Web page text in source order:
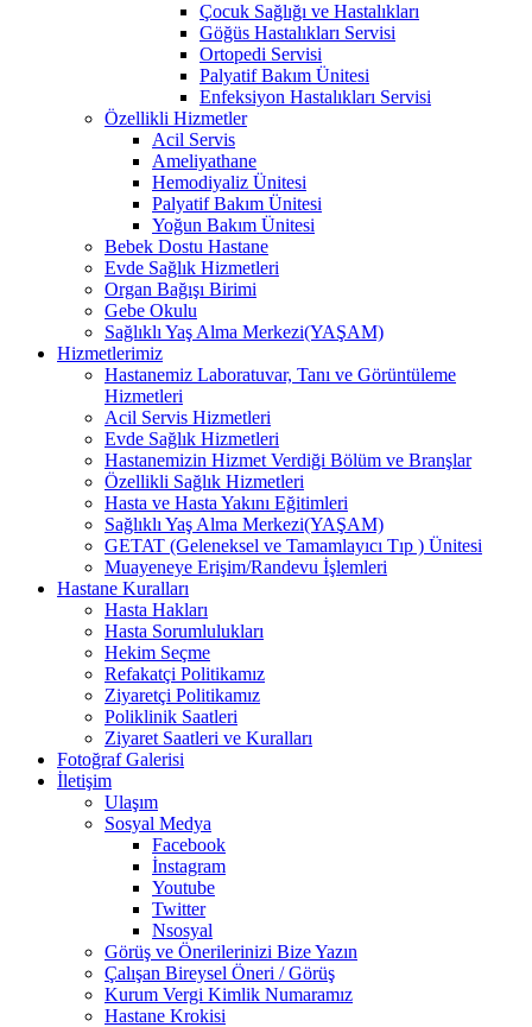
Çocuk Sağlığı ve Hastalıkları
Göğüs Hastalıkları Servisi
Ortopedi Servisi
Palyatif Bakım Ünitesi
Enfeksiyon Hastalıkları Servisi
Özellikli Hizmetler
Acil Servis
Ameliyathane
Hemodiyaliz Ünitesi
Palyatif Bakım Ünitesi
Yoğun Bakım Ünitesi
Bebek Dostu Hastane
Evde Sağlık Hizmetleri
Organ Bağışı Birimi
Gebe Okulu
Sağlıklı Yaş Alma Merkezi(YAŞAM)
Hizmetlerimiz
Hastanemiz Laboratuvar, Tanı ve Görüntüleme
Hizmetleri
Acil Servis Hizmetleri
Evde Sağlık Hizmetleri
Hastanemizin Hizmet Verdiği Bölüm ve Branşlar
Özellikli Sağlık Hizmetleri
Hasta ve Hasta Yakını Eğitimleri
Sağlıklı Yaş Alma Merkezi(YAŞAM)
GETAT (Geleneksel ve Tamamlayıcı Tıp ) Ünitesi
Muayeneye Erişim/Randevu İşlemleri
Hastane Kuralları
Hasta Hakları
Hasta Sorumlulukları
Hekim Seçme
Refakatçi Politikamız
Ziyaretçi Politikamız
Poliklinik Saatleri
Ziyaret Saatleri ve Kuralları
Fotoğraf Galerisi
İletişim
Ulaşım
Sosyal Medya
Facebook
İnstagram
Youtube
Twitter
Nsosyal
Görüş ve Önerilerinizi Bize Yazın
Çalışan Bireysel Öneri / Görüş
Kurum Vergi Kimlik Numaramız
Hastane Krokisi